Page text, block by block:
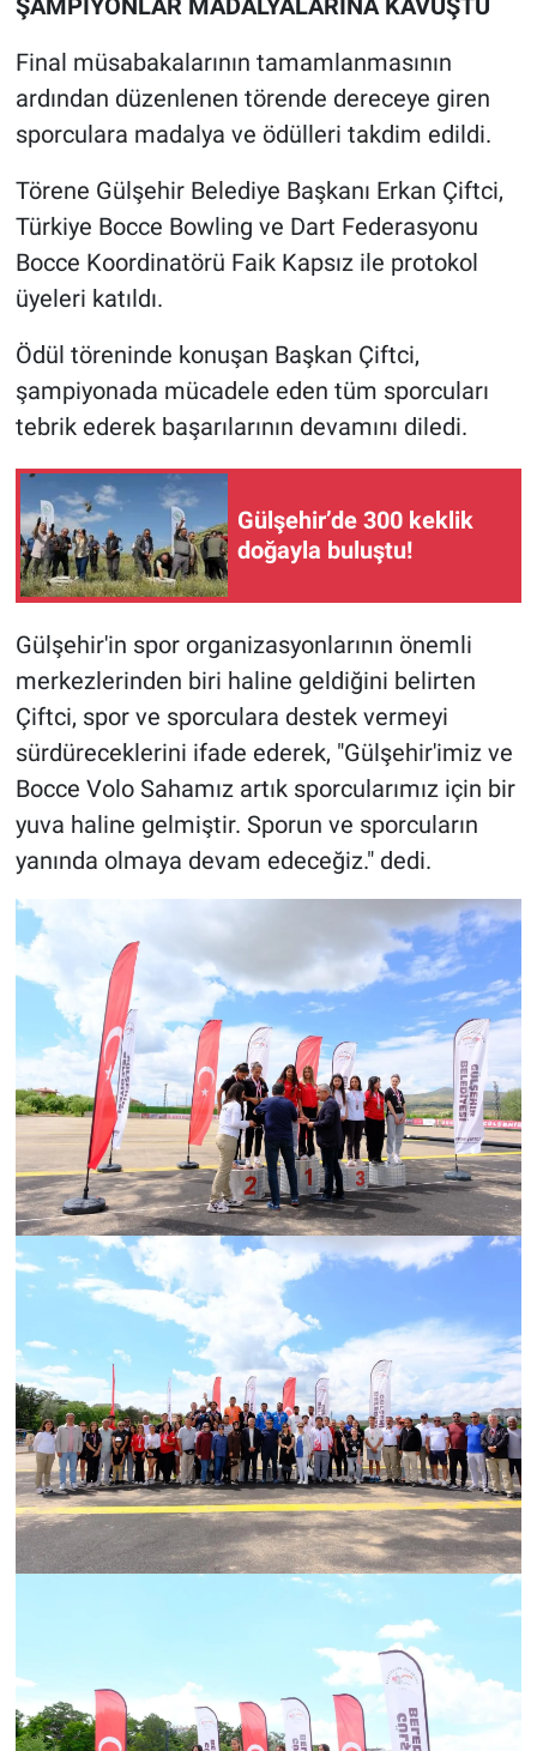
Final müsabakalarının tamamlanmasının
ardından düzenlenen törende dereceye giren
sporculara madalya ve ödülleri takdim edildi.
Törene Gülşehir Belediye Başkanı Erkan Çiftci,
Türkiye Bocce Bowling ve Dart Federasyonu
Bocce Koordinatörü Faik Kapsız ile protokol
üyeleri katıldı.
Ödül töreninde konuşan Başkan Çiftci,
şampiyonada mücadele eden tüm sporcuları
tebrik ederek başarılarının devamını diledi.
Gülşehir’de 300 keklik
doğayla buluştu!
Gülşehir'in spor organizasyonlarının önemli
merkezlerinden biri haline geldiğini belirten
Çiftci, spor ve sporculara destek vermeyi
sürdüreceklerini ifade ederek, "Gülşehir'imiz ve
Bocce Volo Sahamız artık sporcularımız için bir
yuva haline gelmiştir. Sporun ve sporcuların
yanında olmaya devam edeceğiz." dedi.